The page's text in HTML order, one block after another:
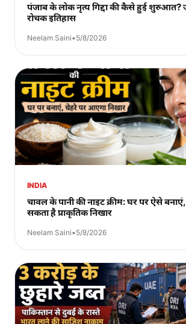
पंजाब के लोक नृत्य गिद्दा की कैसे हुई शुरुआत?
रोचक इतिहास
Neelam Saini•5/8/2026
INDIA
चावल के पानी की नाइट क्रीम: घर पर ऐसे
सकता है प्राकृतिक निखार
Neelam Saini•5/8/2026